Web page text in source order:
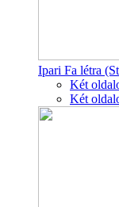
Ipari Fa létra
Két
Két